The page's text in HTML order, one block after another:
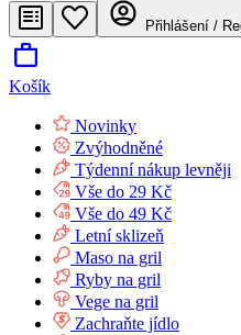
Přihlášení /
Košík
Novinky
Zvýhodněné
Týdenní nákup levněji
Vše do 29 Kč
Vše do 49 Kč
Letní sklizeň
Maso na gril
Ryby na gril
Vege na gril
Zachraňte jídlo